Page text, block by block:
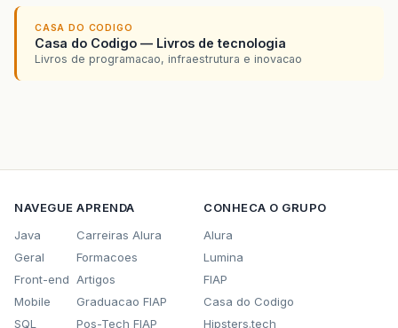
CASA DO CODIGO
Casa do Codigo — Livros de tecnologia
Livros de programacao, infraestrutura e inovacao
NAVEGUE
Java
Geral
Front-end
Mobile
SQL
APRENDA
Carreiras Alura
Formacoes
Artigos
Graduacao FIAP
Pos-Tech FIAP
CONHECA O GRUPO
Alura
Lumina
FIAP
Casa do Codigo
Hipsters.tech